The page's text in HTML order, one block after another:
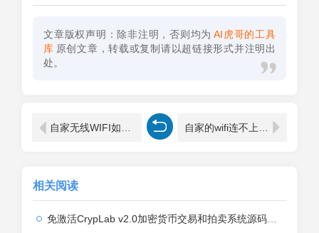
文章版权声明：除非注明，否则均为 AI虎哥的工具
库 原创文章，转载或复制请以超链接形式并注明出
处。
相关阅读
免激活CrypLab v2.0加密货币交易和拍卖系统源码，前台新增中文后台全部汉化